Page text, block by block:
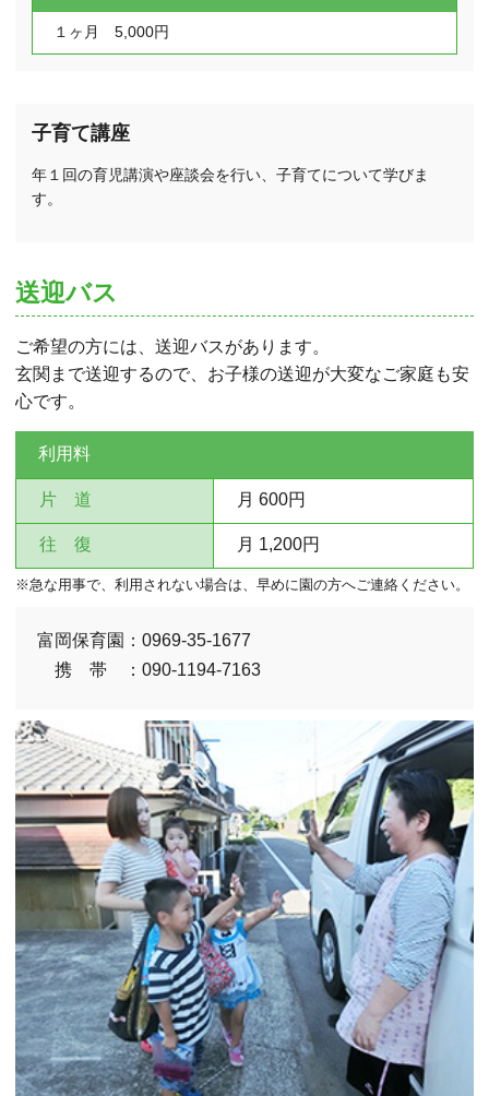
１ヶ月 5,000円
子育て講座
年１回の育児講演や座談会を行い、子育てについて学びま
す。
送迎バス
ご希望の方には、送迎バスがあります。
玄関まで送迎するので、お子様の送迎が大変なご家庭も安
心です。
利用料
片 道 月 600円
往 復 月 1,200円
※急な用事で、利用されない場合は、 早めに園の方へご連絡ください。
富岡保育園：0969-35-1677
携 帯 ：090-1194-7163